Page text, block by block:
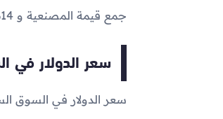
جمع قيمة المصنعية و 14% من قيمة المصنعية .
سعر الدولار في
سعر الدولار في السوق السوداء